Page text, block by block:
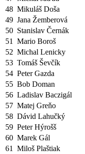
48 Mikuláš Doša
49 Jana Žemberová
50 Stanislav Černák
51
Mario Boroš
52 Michal Lenicky
53 Tomáš Ševčík
54 Peter Gazda
55 Bob Doman
56 Ladislav Baczigál
57 Matej Greňo
58 Dávid Lahučký
59 Peter Hýrošš
60 Marek Gál
61
Miloš Plaštiak